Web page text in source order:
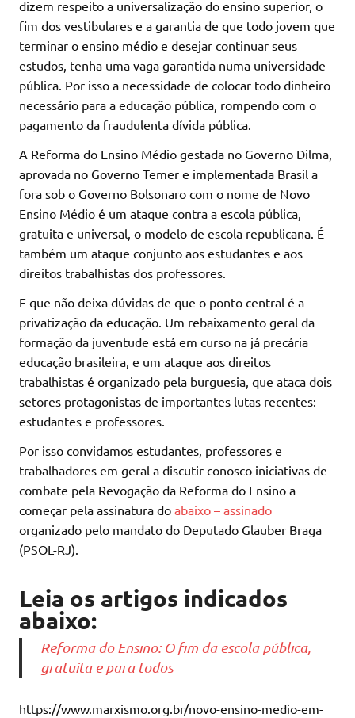
dizem respeito a universalização do ensino superior, o
fim dos vestibulares e a garantia de que todo jovem que
terminar o ensino médio e desejar continuar seus
estudos, tenha uma vaga garantida numa universidade
pública. Por isso a necessidade de colocar todo dinheiro
necessário para a educação pública, rompendo com o
pagamento da fraudulenta dívida pública.
A Reforma do Ensino Médio gestada no Governo Dilma,
aprovada no Governo Temer e implementada Brasil a
fora sob o Governo Bolsonaro com o nome de Novo
Ensino Médio é um ataque contra a escola pública,
gratuita e universal, o modelo de escola republicana. É
também um ataque conjunto aos estudantes e aos
direitos trabalhistas dos professores.
E que não deixa dúvidas de que o ponto central é a
privatização da educação. Um rebaixamento geral da
formação da juventude está em curso na já precária
educação brasileira, e um ataque aos direitos
trabalhistas é organizado pela burguesia, que ataca dois
setores protagonistas de importantes lutas recentes:
estudantes e professores.
Por isso convidamos estudantes, professores e
trabalhadores em geral a discutir conosco iniciativas de
combate pela Revogação da Reforma do Ensino a
começar pela assinatura do abaixo – assinado
organizado pelo mandato do Deputado Glauber Braga
(PSOL-RJ).
Leia os artigos indicados
abaixo:
Reforma do Ensino: O fim da escola pública,
gratuita e para todos
https://www.marxismo.org.br/novo-ensino-medio-em-